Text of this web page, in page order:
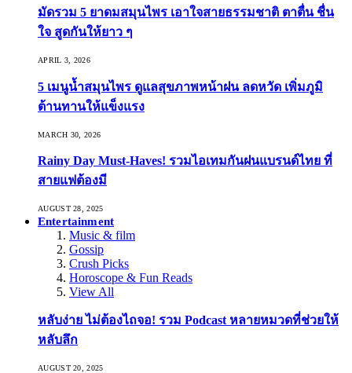
มัดรวม 5 ยาดมสมุนไพร เอาใจสายธรรมชาติ ตาตื่น ชื่น
ใจ สูดกันให้ยาว ๆ
APRIL 3, 2026
5 เมนูน้ำสมุนไพร ดูแลสุขภาพหน้าฝน ลดหวัด เพิ่มภูมิ
ต้านทานให้แข็งแรง
MARCH 30, 2026
Rainy Day Must-Haves! รวมไอเทมกันฝนแบรนด์ไทย ที่
สายแฟต้องมี
AUGUST 28, 2025
Entertainment
Music & film
Gossip
Crush Picks
Horoscope & Fun Reads
View All
หลับง่าย ไม่ต้องไถจอ! รวม Podcast หลายหมวดที่ช่วยให้
หลับลึก
AUGUST 20, 2025